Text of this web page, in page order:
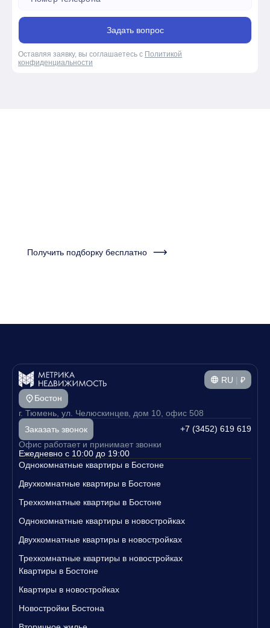
Задать вопрос
Оставляя заявку, вы соглашаетесь с Политикой
конфиденциальности
Получить подборку бесплатно
RU | ₽
Бостон
г. Тюмень, ул. Челюскинцев, дом 10, офис 508
Заказать звонок
+7 (3452) 619 619
Офис работает и принимает звонки
Ежедневно с 10:00 до 19:00
Однокомнатные квартиры в Бостоне
Двухкомнатные квартиры в Бостоне
Трехкомнатные квартиры в Бостоне
Однокомнатные квартиры в новостройках
Двухкомнатные квартиры в новостройках
Трехкомнатные квартиры в новостройках
Квартиры в Бостоне
Квартиры в новостройках
Новостройки Бостона